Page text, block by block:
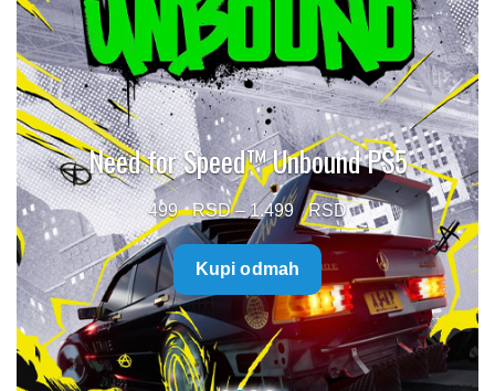
Need for Speed™ Unbound PS5
499 – 1.499
Price
range:
499 $
through
1.499 $
Kupi odmah